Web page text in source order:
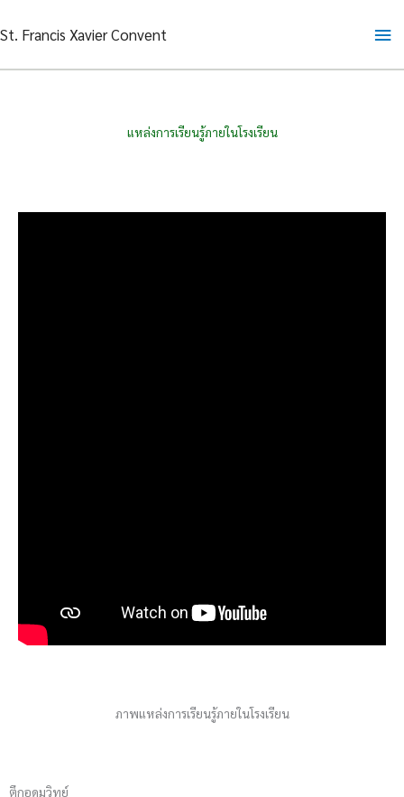
to
St. Francis Xavier Convent
แหล่งการเรียนรู้ภายในโรงเรียน
ภาพแหล่งการเรียนรู้ภายในโรงเรียน
ตึกอุดมวิทย์